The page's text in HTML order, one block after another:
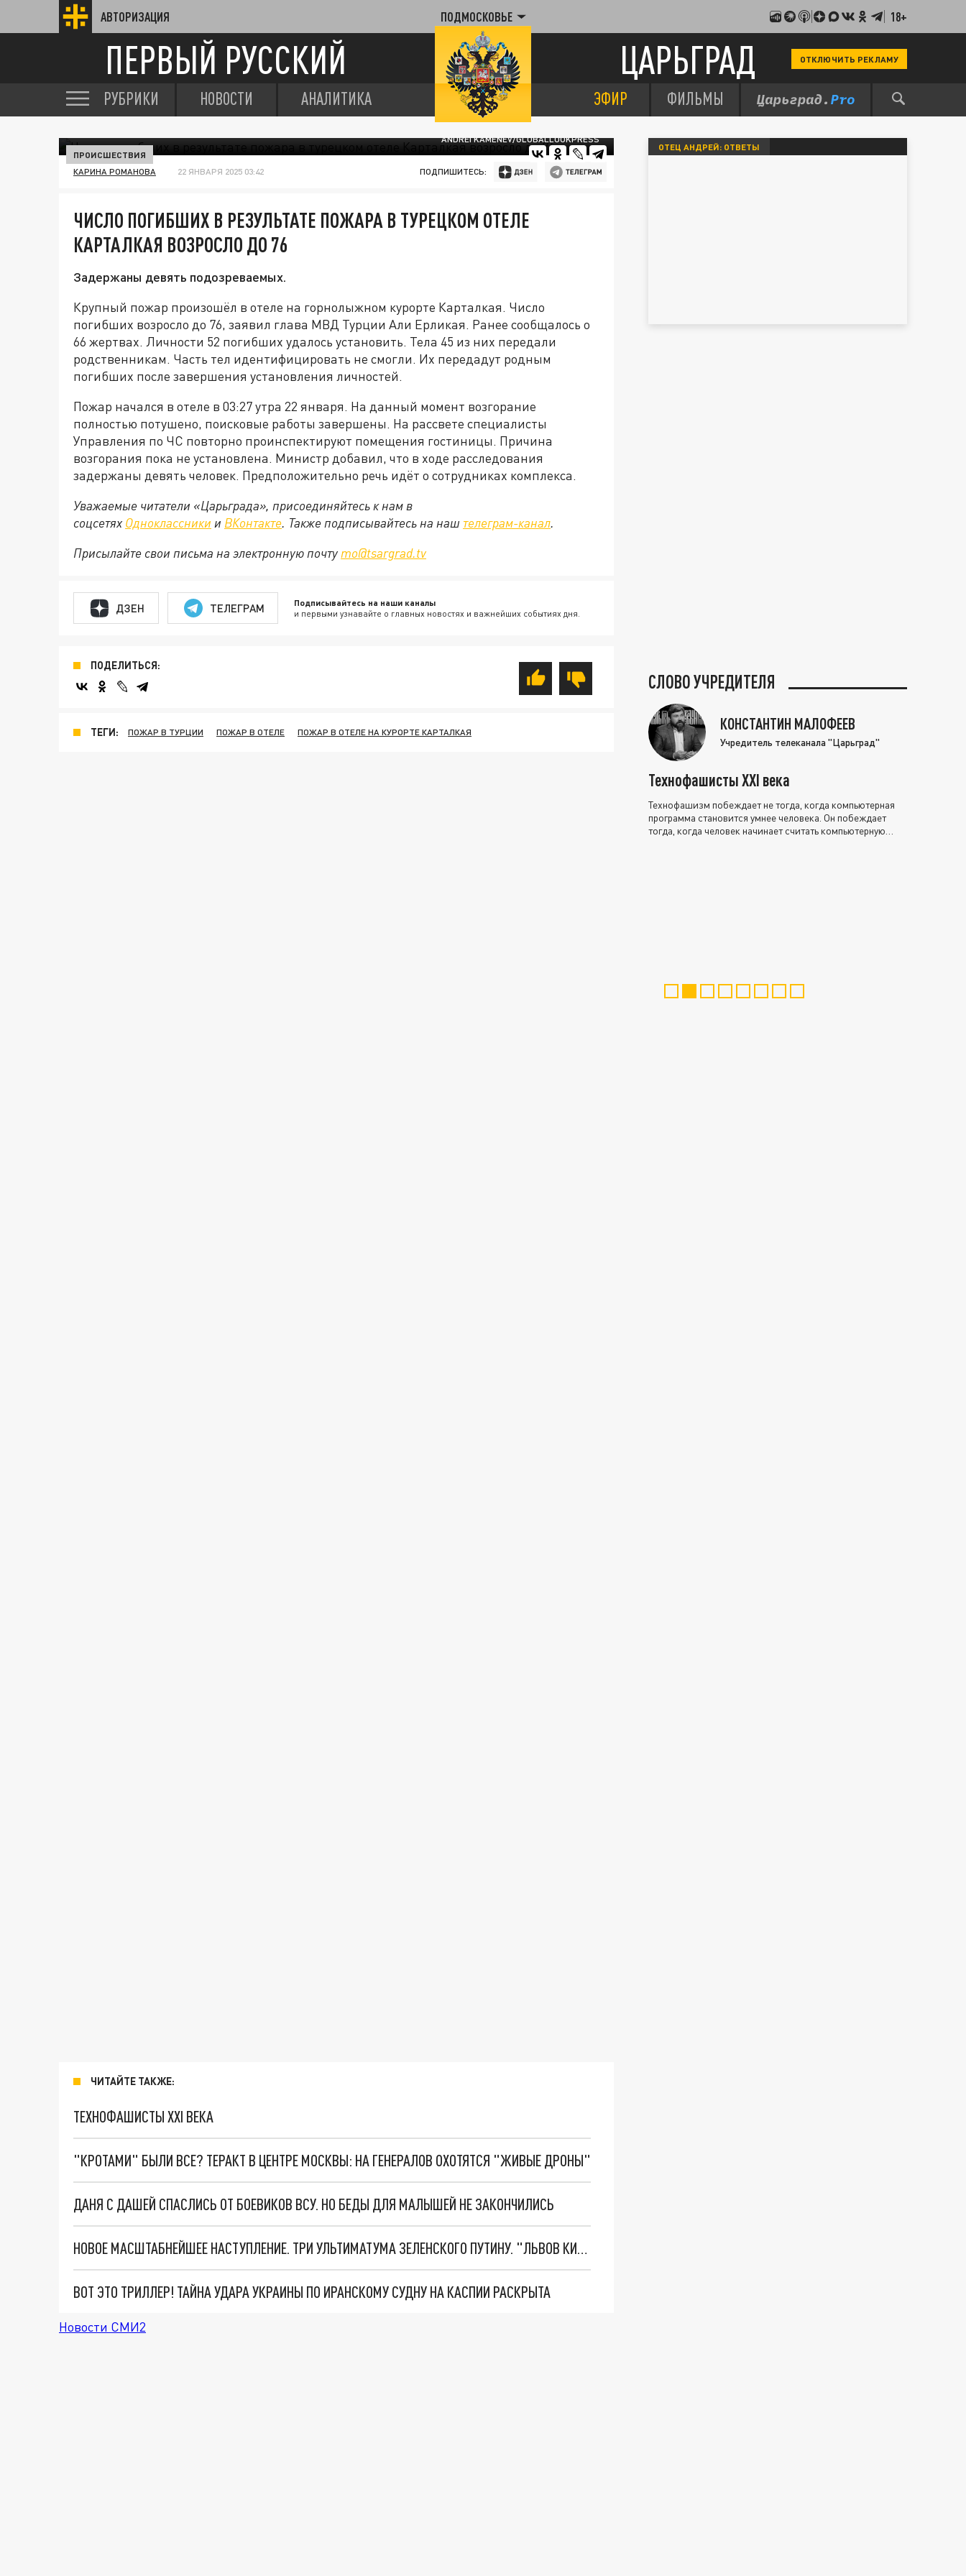
АВТОРИЗАЦИЯ ПОДМОСКОВЬЕ 18+
ПЕРВЫЙ РУССКИЙ ЦАРЬГРАД ОТКЛЮЧИТЬ РЕКЛАМУ
РУБРИКИ НОВОСТИ АНАЛИТИКА ЭФИР ФИЛЬМЫ
ANDREI KAMENEV/GLOBALLOOKPRESS
ПРОИСШЕСТВИЯ
КАРИНА РОМАНОВА 22 ЯНВАРЯ 2025 03:42 ПОДПИШИТЕСЬ:
ЧИСЛО ПОГИБШИХ В РЕЗУЛЬТАТЕ ПОЖАРА В ТУРЕЦКОМ ОТЕЛЕ
КАРТАЛКАЯ ВОЗРОСЛО ДО 76
Задержаны девять подозреваемых.
Крупный пожар произошёл в отеле на горнолыжном курорте Карталкая. Число
погибших возросло до 76, заявил глава МВД Турции Али Ерликая. Ранее сообщалось о
66 жертвах. Личности 52 погибших удалось установить. Тела 45 из них передали
родственникам. Часть тел идентифицировать не смогли. Их передадут родным
погибших после завершения установления личностей.
Пожар начался в отеле в 03:27 утра 22 января. На данный момент возгорание
полностью потушено, поисковые работы завершены. На рассвете специалисты
Управления по ЧС повторно проинспектируют помещения гостиницы. Причина
возгорания пока не установлена. Министр добавил, что в ходе расследования
задержаны девять человек. Предположительно речь идёт о сотрудниках комплекса.
Уважаемые читатели «Царьграда», присоединяйтесь к нам в
соцсетях Одноклассники и ВКонтакте. Также подписывайтесь на наш телеграм-канал.
Присылайте свои письма на электронную почту mo@tsargrad.tv
ДЗЕН ТЕЛЕГРАМ Подписывайтесь на наши каналы
и первыми узнавайте о главных новостях и важнейших событиях дня.
ПОДЕЛИТЬСЯ:
ТЕГИ: ПОЖАР В ТУРЦИИ ПОЖАР В ОТЕЛЕ ПОЖАР В ОТЕЛЕ НА КУРОРТЕ КАРТАЛКАЯ
ЧИТАЙТЕ ТАКЖЕ:
ТЕХНОФАШИСТЫ XXI ВЕКА
"КРОТАМИ" БЫЛИ ВСЕ? ТЕРАКТ В ЦЕНТРЕ МОСКВЫ: НА ГЕНЕРАЛОВ ОХОТЯТСЯ "ЖИВЫЕ ДРОНЫ"
ДАНЯ С ДАШЕЙ СПАСЛИСЬ ОТ БОЕВИКОВ ВСУ. НО БЕДЫ ДЛЯ МАЛЫШЕЙ НЕ ЗАКОНЧИЛИСЬ
НОВОЕ МАСШТАБНЕЙШЕЕ НАСТУПЛЕНИЕ. ТРИ УЛЬТИМАТУМА ЗЕЛЕНСКОГО ПУТИНУ. "ЛЬВОВ КИМА" ПОСТАВЯТ НА ПВО? ГЛОБАЛЬНЫЙ ПРОРЫВ ПОД ЗАПОРОЖЬЕМ
ВОТ ЭТО ТРИЛЛЕР! ТАЙНА УДАРА УКРАИНЫ ПО ИРАНСКОМУ СУДНУ НА КАСПИИ РАСКРЫТА
Новости СМИ2
ОТЕЦ АНДРЕЙ: ОТВЕТЫ
СЛОВО УЧРЕДИТЕЛЯ
КОНСТАНТИН МАЛОФЕЕВ
Учредитель телеканала "Царьград"
Технофашисты XXI века
Технофашизм побеждает не тогда, когда компьютерная
программа становится умнее человека. Он побеждает
тогда, когда человек начинает считать компьютерную